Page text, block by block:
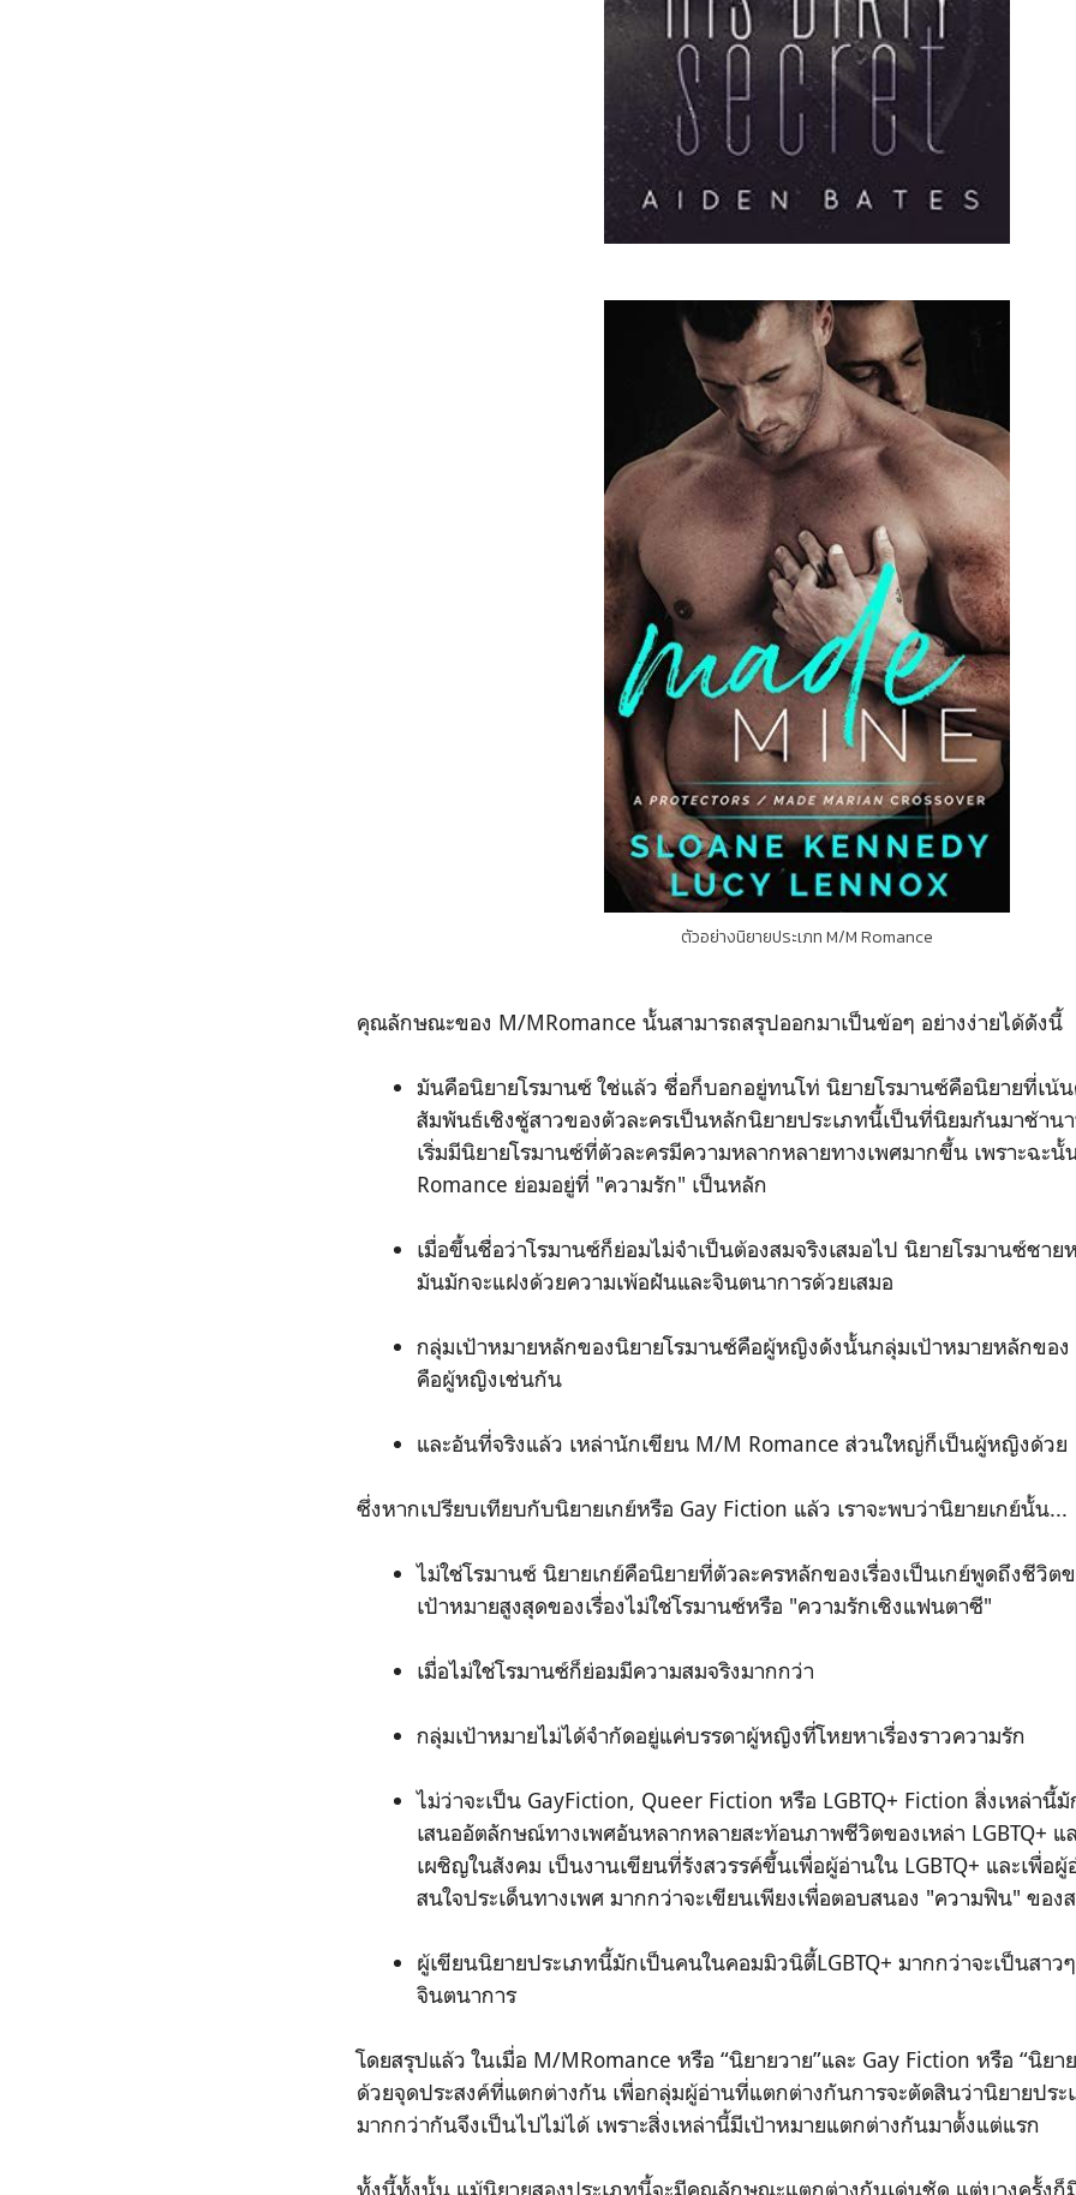
ตัวอย่างนิยายประเภท M/M Romance
คุณลักษณะของ M/MRomance นั้นสามารถสรุปออกมาเป็นข้อๆ อย่างง่ายได้ดังนี้
มันคือนิยายโรมานซ์ ใช่แล้ว ชื่อก็บอกอยู่ทนโท่ นิยายโรมานซ์คือนิยายที่เน้
สัมพันธ์เชิงชู้สาวของตัวละครเป็นหลักนิยายประเภทนี้เป็นที่นิยมกันมาช้าน
เริ่มมีนิยายโรมานซ์ที่ตัวละครมีความหลากหลายทางเพศมากขึ้น เพราะฉะ
Romance ย่อมอยู่ที่ "ความรัก" เป็นหลัก
เมื่อขึ้นชื่อว่าโรมานซ์ก็ย่อมไม่จำเป็นต้องสมจริงเสมอไป นิยายโรมานซ์ชา
มันมักจะแฝงด้วยความเพ้อฝันและจินตนาการด้วยเสมอ
กลุ่มเป้าหมายหลักของนิยายโรมานซ์คือผู้หญิงดังนั้นกลุ่มเป้าหมายหลักของ
คือผู้หญิงเช่นกัน
และอันที่จริงแล้ว เหล่านักเขียน M/M Romance ส่วนใหญ่ก็เป็นผู้หญิงด้วย
ซึ่งหากเปรียบเทียบกับนิยายเกย์หรือ Gay Fiction แล้ว เราจะพบว่านิยายเกย์นั้น...
ไม่ใช่โรมานซ์ นิยายเกย์คือนิยายที่ตัวละครหลักของเรื่องเป็นเกย์พูดถึงชีวิต
เป้าหมายสูงสุดของเรื่องไม่ใช่โรมานซ์หรือ "ความรักเชิงแฟนตาซี"
เมื่อไม่ใช่โรมานซ์ก็ย่อมมีความสมจริงมากกว่า
กลุ่มเป้าหมายไม่ได้จำกัดอยู่แค่บรรดาผู้หญิงที่โหยหาเรื่องราวความรัก
ไม่ว่าจะเป็น GayFiction, Queer Fiction หรือ LGBTQ+ Fiction สิ่งเหล่านี้
เสนออัตลักษณ์ทางเพศอันหลากหลายสะท้อนภาพชีวิตของเหล่า LGBTQ+ แ
เผชิญในสังคม เป็นงานเขียนที่รังสวรรค์ขึ้นเพื่อผู้อ่านใน LGBTQ+ และเพื่อ
สนใจประเด็นทางเพศ มากกว่าจะเขียนเพียงเพื่อตอบสนอง "ความฟิน" ของ
ผู้เขียนนิยายประเภทนี้มักเป็นคนในคอมมิวนิตี้LGBTQ+ มากกว่าจะเป็นสาว
จินตนาการ
โดยสรุปแล้ว ในเมื่อ M/MRomance หรือ “นิยายวาย”และ Gay Fiction หรือ “นิยา
ด้วยจุดประสงค์ที่แตกต่างกัน เพื่อกลุ่มผู้อ่านที่แตกต่างกันการจะตัดสินว่านิยายปร
มากกว่ากันจึงเป็นไปไม่ได้ เพราะสิ่งเหล่านี้มีเป้าหมายแตกต่างกันมาตั้งแต่แรก
ทั้งนี้ทั้งนั้น แม้นิยายสองประเภทนี้จะมีคุณลักษณะแตกต่างกันเด่นชัด แต่บางครั้งก็